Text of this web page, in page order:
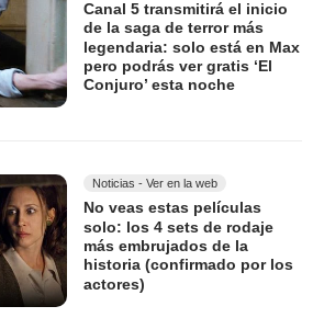
Canal 5 transmitirá el inicio
de la saga de terror más
legendaria: solo está en Max
pero podrás ver gratis ‘El
Conjuro’ esta noche
Noticias - Ver en la web
No veas estas películas
solo: los 4 sets de rodaje
más embrujados de la
historia (confirmado por los
actores)